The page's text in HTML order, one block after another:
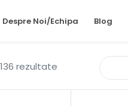
Despre Noi/Echipa Blog
136 rezultate